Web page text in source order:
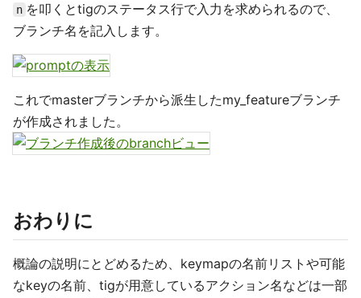
n を叩くとtigのステータス行で入力を求められるので、
ブランチ名を記入します。
これでmasterブランチから派生したmy_featureブランチ
が作成されました。
おわりに
概論の説明にとどめるため、keymapの名前リストや可能
なkeyの名前、tigが用意しているアクション名などは一部